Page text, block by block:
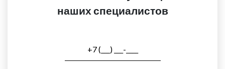
наших специалистов